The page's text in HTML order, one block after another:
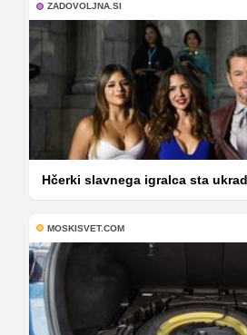
ZADOVOLJNA.SI
Hčerki slavnega igralca sta
MOSKISVET.COM